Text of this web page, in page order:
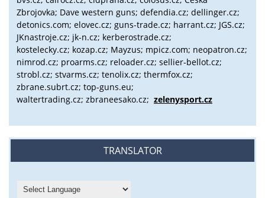
Zbrojovka; Dave western guns; defendia.cz; dellinger.cz;
detonics.com; elovec.cz; guns-trade.cz; harrant.cz; JGS.cz;
JKnastroje.cz; jk-n.cz; kerberostrade.cz;
kostelecky.cz; kozap.cz; Mayzus; mpicz.com; neopatron.cz;
nimrod.cz; proarms.cz; reloader.cz; sellier-bellot.cz;
strobl.cz; stvarms.cz; tenolix.cz; thermfox.cz;
zbrane.subrt.cz; top-guns.eu;
waltertrading.cz; zbraneesako.cz; zelenysport.cz
TRANSLATOR